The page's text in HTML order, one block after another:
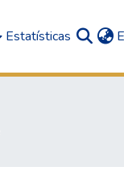
Estatísticas